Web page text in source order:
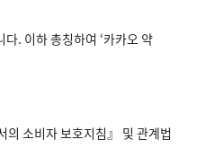
. 이하 총칭하여 ‘카카오 약
의 소비자 보호지침』 및 관계법